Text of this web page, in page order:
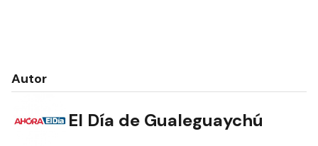
Autor
El Día de Gualeguaychú